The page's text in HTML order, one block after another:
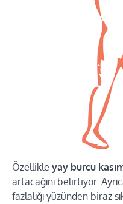
Özellikle yay burcu
artacağını belirtiyor.
fazlalığı yüzünden biraz